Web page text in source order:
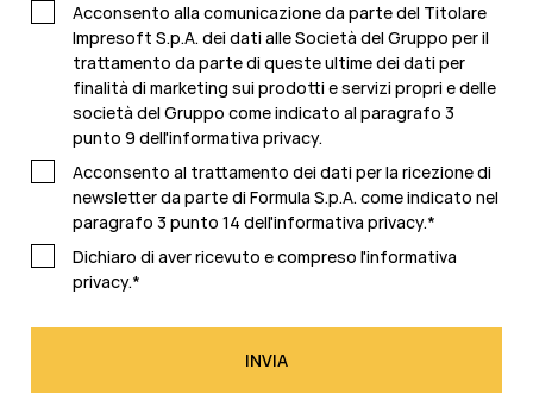
Acconsento alla comunicazione da parte del Titolare
Impresoft S.p.A. dei dati alle Società del Gruppo per il
trattamento da parte di queste ultime dei dati per
finalità di marketing sui prodotti e servizi propri e delle
società del Gruppo come indicato al paragrafo 3
punto 9 dell'informativa privacy.
Acconsento al trattamento dei dati per la ricezione di
newsletter da parte di Formula S.p.A. come indicato nel
paragrafo 3 punto 14 dell'informativa privacy.*
Dichiaro di aver ricevuto e compreso l'informativa
privacy.*